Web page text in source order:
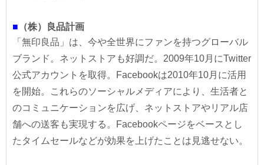
■ （株）良品計画
「無印良品」は、今や全世界にファンを持つグローバル
ブランド。ネットストアも好調だ。2009年10月にTwitter
公式アカウントを取得。Facebookは2010年10月に活用
を開始。これらのソーシャルメディアにより、生活者と
のコミュニケーションを広げ、ネットストアやリアル店
舗への送客も実現する。Facebookページをベースとし
たタイムセールなどが効果を上げたことは見逃せない。